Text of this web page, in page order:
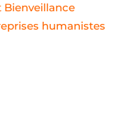
Bienveillance
humanistes